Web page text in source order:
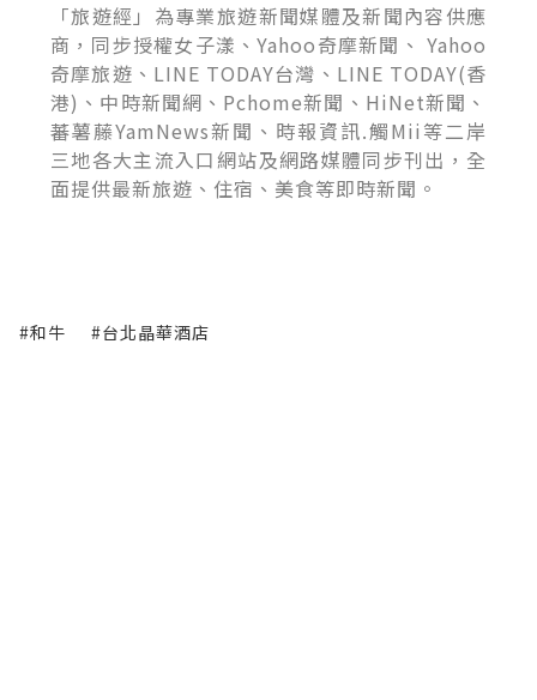
「旅遊經」為專業旅遊新聞媒體及新聞內容供應
商，同步授權女子漾、Yahoo奇摩新聞、 Yahoo
奇摩旅遊、LINE TODAY台灣、LINE TODAY(香
港)、中時新聞網、Pchome新聞、HiNet新聞、
蕃薯藤YamNews新聞、時報資訊.觸Mii等二岸
三地各大主流入口網站及網路媒體同步刊出，全
面提供最新旅遊、住宿、美食等即時新聞。
#和牛 #台北晶華酒店